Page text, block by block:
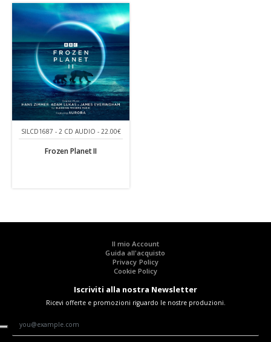
SILCD1687 - 2 CD AUDIO - 22.00€
Frozen Planet II
Il mio Account
Guida all'acquisto
Privacy Policy
Cookie Policy
Iscriviti alla nostra Newsletter
Ricevi offerte e promozioni riguardo le nostre produzioni.